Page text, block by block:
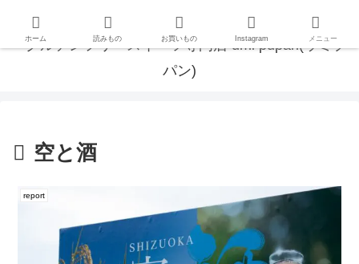
空と酒
report
ホーム 読みもの お買いもの Instagram メニュー